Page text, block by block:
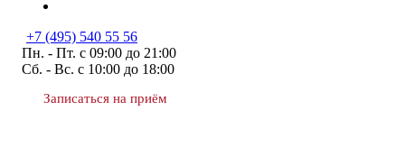
+7 (495) 540 55 56
Пн. - Пт. с 09:00 до 21:00
Сб. - Вс. с 10:00 до 18:00
Записаться на приём